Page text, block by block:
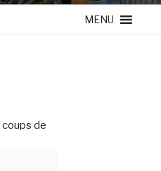
MENU
coups de